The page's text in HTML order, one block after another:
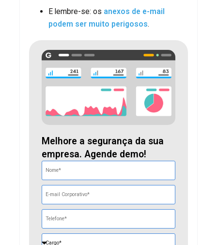
E lembre-se: os anexos de e-mail
podem ser muito perigosos.
Melhore a segurança da sua
empresa. Agende demo!